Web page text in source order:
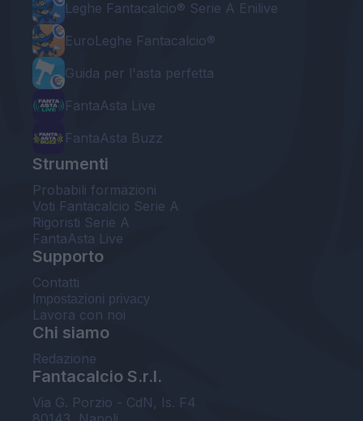
Leghe Fantacalcio® Serie A Enilive
EuroLeghe Fantacalcio®
Guida per l'asta perfetta
FantaAsta Live
FantaAsta Buzz
Strumenti
Probabili formazioni
Voti Fantacalcio Serie A
Rigoristi Serie A
FantaAsta Live
Supporto
Contatti
Impostazioni privacy
Lavora con noi
Chi siamo
Redazione
Fantacalcio S.r.l.
Via G. Porzio - CdN, Is. F4